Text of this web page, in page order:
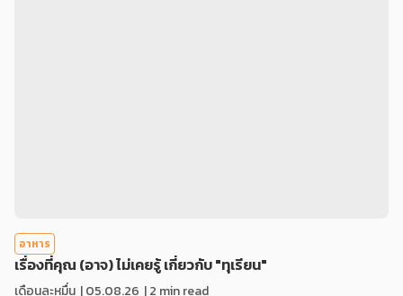
อาหาร
เรื่องที่คุณ (อาจ) ไม่เคยรู้ เกี่ยวกับ "ทุเรียน"
เดือนละหมื่น |05.08.26 | 2 min read